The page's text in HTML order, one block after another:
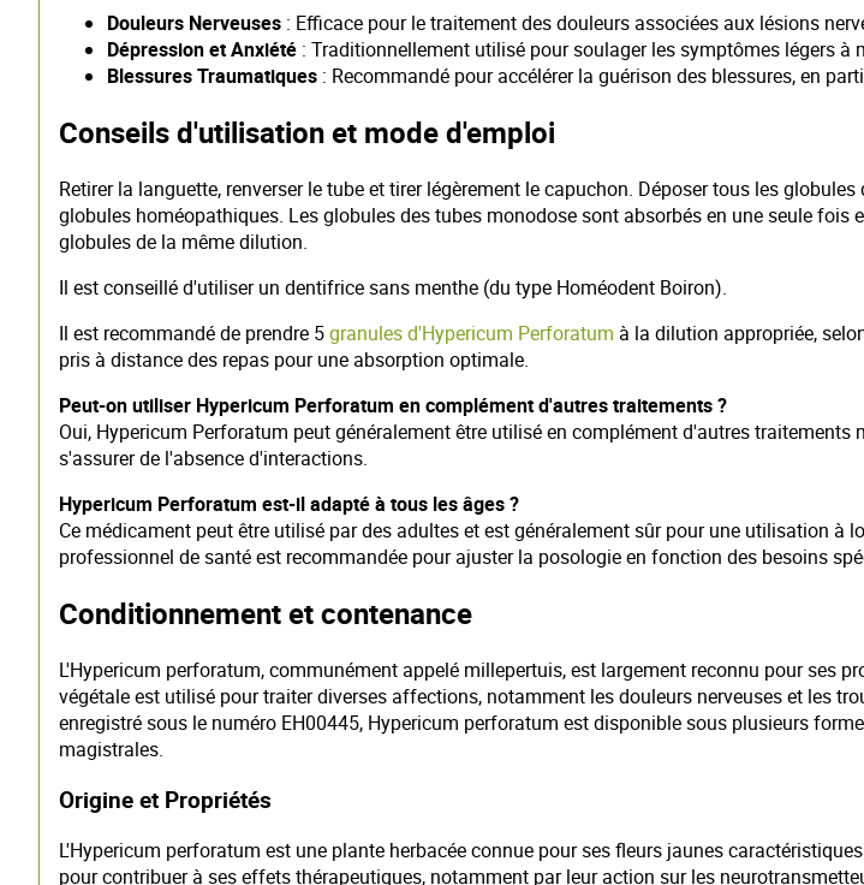
Douleurs Nerveuses : Efficace pour le traitement des douleurs associées aux lésions
Dépression et Anxiété : Traditionnellement utilisé pour soulager les symptômes légers
Blessures Traumatiques : Recommandé pour accélérer la guérison des blessures, en
Conseils d'utilisation et mode d'emploi
Retirer la languette, renverser le tube et tirer légèrement le capuchon. Déposer tous les
globules homéopathiques. Les globules des tubes monodose sont absorbés en une seule
globules de la même dilution.
Il est conseillé d'utiliser un dentifrice sans menthe (du type Homéodent Boiron).
Il est recommandé de prendre 5granules d'Hypericum Perforatum à la dilution appropriée,
pris à distance des repas pour une absorption optimale.
Peut-on utiliser Hypericum Perforatum en complément d'autres traitements ?
Oui, Hypericum Perforatum peut généralement être utilisé en complément d'autres
s'assurer de l'absence d'interactions.
Hypericum Perforatum est-il adapté à tous les âges ?
Ce médicament peut être utilisé par des adultes et est généralement sûr pour une utilisation à
professionnel de santé est recommandée pour ajuster la posologie en fonction des besoins
Conditionnement et contenance
L'Hypericum perforatum, communément appelé millepertuis, est largement reconnu pour ses
végétale est utilisé pour traiter diverses affections, notamment les douleurs nerveuses et les
enregistré sous le numéro EH00445, Hypericum perforatum est disponible sous plusieurs
magistrales.
Origine et Propriétés
L'Hypericum perforatum est une plante herbacée connue pour ses fleurs jaunes
pour contribuer à ses effets thérapeutiques, notamment par leur action sur les